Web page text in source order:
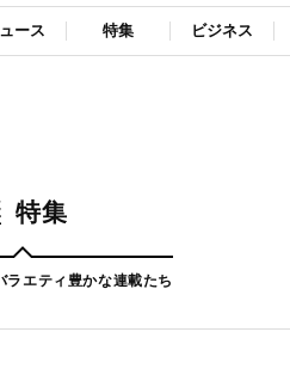
ース 特集 ビジネス
特集
ラエティ豊かな連載たち